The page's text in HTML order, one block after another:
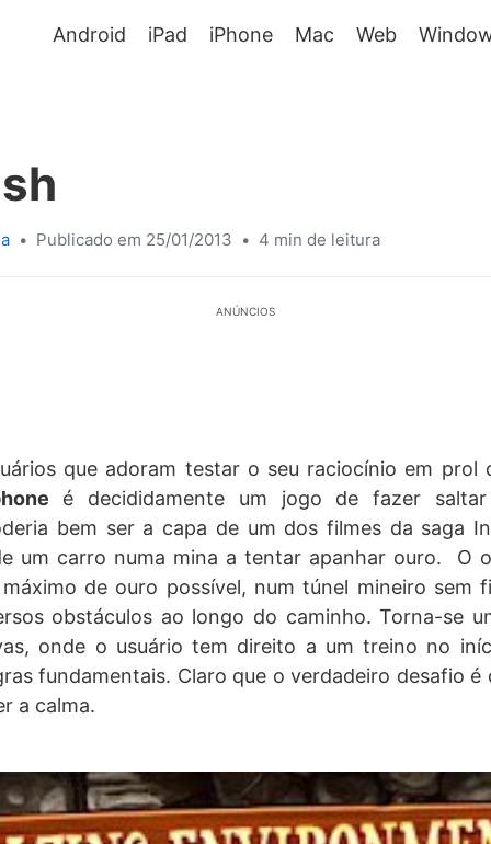
Android iPad iPhone Mac Web
• Publicado em 25/01/2013 • 4 min de leitura
ANÚNCIOS
que adoram testar o seu raciocínio em
é decididamente um jogo de fazer
bem ser a capa de um dos filmes da saga
um carro numa mina a tentar apanhar ouro. O
de ouro possível, num túnel mineiro sem
obstáculos ao longo do caminho. Torna-se
onde o usuário tem direito a um treino no
fundamentais. Claro que o verdadeiro desafio é
a calma.